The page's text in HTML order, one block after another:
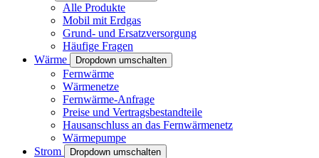
Alle Produkte
Mobil mit Erdgas
Grund- und Ersatzversorgung
Häufige Fragen
Wärme
Dropdown umschalten
Fernwärme
Wärmenetze
Fernwärme-Anfrage
Preise und Vertragsbestandteile
Hausanschluss an das Fernwärmenetz
Wärmepumpe
Strom
Dropdown umschalten